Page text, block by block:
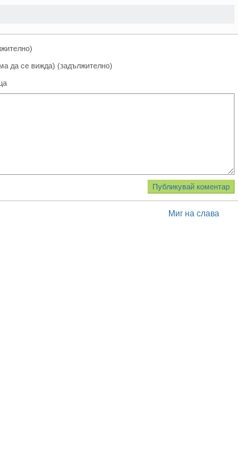
да се вижда) (задължително)
Миг на слава